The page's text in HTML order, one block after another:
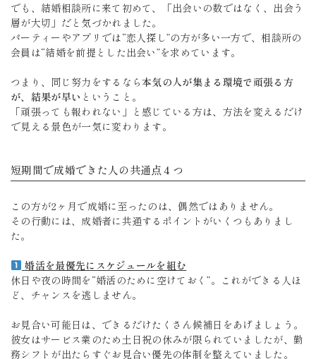
でも、結婚相談所に来て初めて、「出会いの数ではなく、出会う
層が大切」だと気づかれました。
パーティーやアプリでは“恋人探し”の方が多い一方で、相談所の
会員は“結婚を前提とした出会い”を求めています。
つまり、同じ努力をするなら本気の人が集まる環境で頑張る方
が、結果が早い ということ。
「頑張っても報われない」と感じている方は、方法を変えるだけ
で見える景色が一気に変わります。
短期間で成婚できた人の共通点４つ
この方が2ヶ月で成婚に至ったのは、偶然ではありません。
その行動には、成婚者に共通するポイントがいくつもありまし
た。
婚活を最優先にスケジュールを組む
休日や夜の時間を“婚活のために空けておく”。これができる人ほ
ど、チャンスを逃しません。
お見合い可能日は、できるだけたくさん候補日をあげましょう。
彼女はサービス業のため土日祝の休みが限られていましたが、勤
務シフトが出たらすぐお見合い優先の体制を整えていました。